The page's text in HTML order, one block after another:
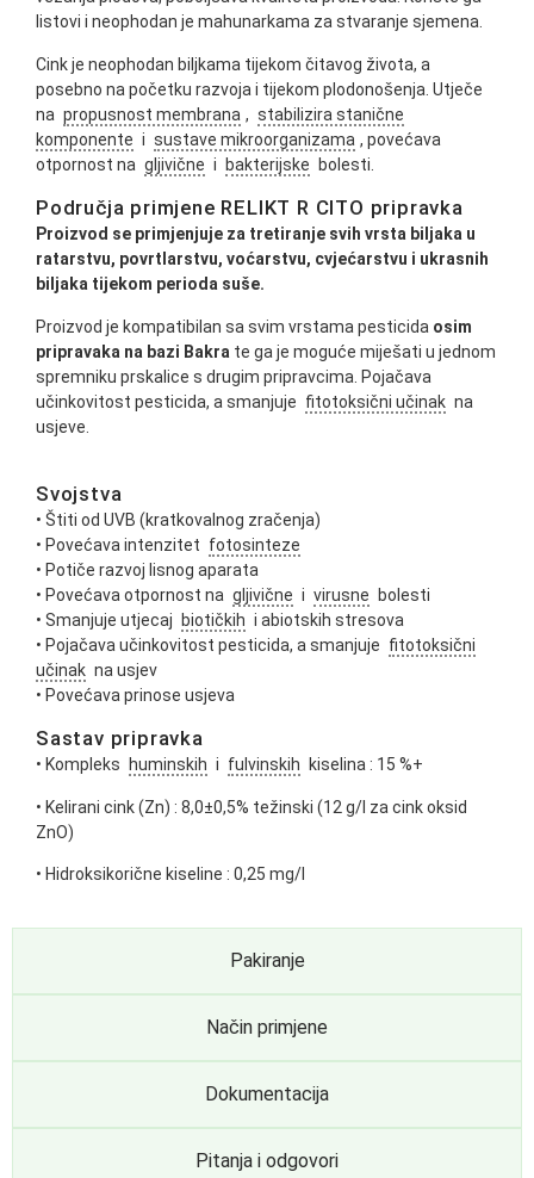
Pakiranje
Način primjene
Dokumentacija
Pitanja i odgovori
listovi i neophodan je mahunarkama za stvaranje sjemena.
Cink je neophodan biljkama tijekom čitavog života, a
posebno na početku razvoja i tijekom plodonošenja. Utječe
na propusnost membrana , stabilizira stanične
komponente i sustave mikroorganizama , povećava
otpornost na gljivične i bakterijske bolesti.
Područja primjene RELIKT R CITO pripravka
Proizvod se primjenjuje za tretiranje svih vrsta biljaka u
ratarstvu, povrtlarstvu, voćarstvu, cvjećarstvu i ukrasnih
biljaka tijekom perioda suše.
Proizvod je kompatibilan sa svim vrstama pesticida osim
pripravaka na bazi Bakra te ga je moguće miješati u jednom
spremniku prskalice s drugim pripravcima. Pojačava
učinkovitost pesticida, a smanjuje fitotoksični učinak na
usjeve.
Svojstva
• Štiti od UVB (kratkovalnog zračenja)
• Povećava intenzitet fotosinteze
• Potiče razvoj lisnog aparata
• Povećava otpornost na gljivične i virusne
bolesti
• Smanjuje utjecaj
biotičkih i abiotskih stresova
• Pojačava učinkovitost pesticida, a smanjuje fitotoksični
učinak na usjev
• Povećava prinose usjeva
Sastav pripravka
• Kompleks huminskih i fulvinskih kiselina : 15 %+
• Kelirani cink (Zn) : 8,0±0,5% težinski (12 g/l za cink oksid
ZnO)
• Hidroksikorične kiseline : 0,25 mg/l